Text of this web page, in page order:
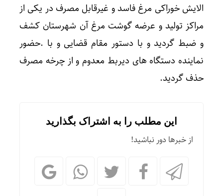
الایش خوراکی مرغ فاسد و غیرقابل مصرف در یکی از
مراکز تولید و عرضه گوشت مرغ آن شهرستان کشف
و ضبط گردید و با دستور مقام قضایی و با .حضور
نماینده دستگاه های دیربط معدوم و از چرخه مصرف
حذف گردید.
این مطلب را به اشتراک بگذارید
از خبرها دور نباشید!